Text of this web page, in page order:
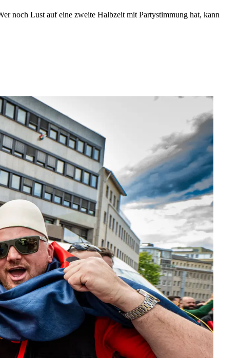
noch Lust auf eine zweite Halbzeit mit Partystimmung hat, kann